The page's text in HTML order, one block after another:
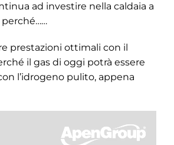
ad investire nella caldaia a
prestazioni ottimali con il
il gas di oggi potrà essere
l’idrogeno pulito, appena